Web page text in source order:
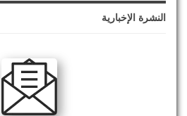
النشرة الإخبارية